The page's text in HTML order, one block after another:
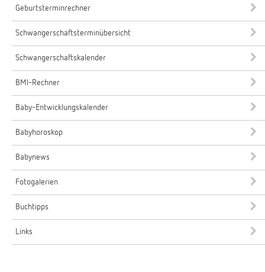
Geburtsterminrechner
Schwangerschaftsterminübersicht
Schwangerschaftskalender
BMI-Rechner
Baby-Entwicklungskalender
Babyhoroskop
Babynews
Fotogalerien
Buchtipps
Links